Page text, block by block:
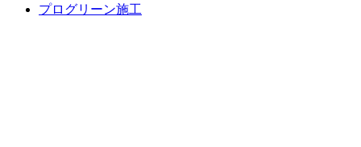
プログリーン施工